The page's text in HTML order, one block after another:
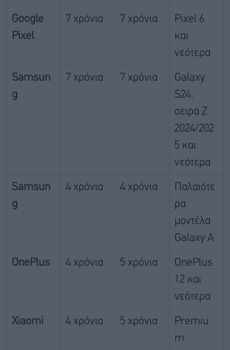
Google
Pixel
7 χρόνια 7 χρόνια
Pixel 6
και
νεότερα
Samsun
g
7 χρόνια 7 χρόνια
Galaxy
S24,
σειρά Z
2024/202
5 και
νεότερα
Samsun
g
4 χρόνια 4 χρόνια
Παλαιότε
ρα
μοντέλα
Galaxy A
OnePlus 4 χρόνια 5 χρόνια
OnePlus
12 και
νεότερα
Xiaomi 4 χρόνια 5 χρόνια
Premiu
m